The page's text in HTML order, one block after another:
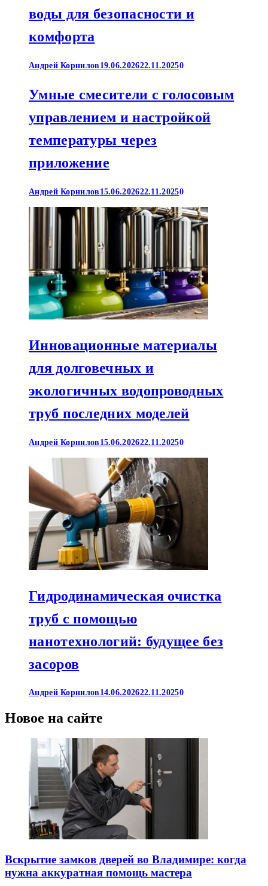
воды для безопасности и
комфорта
Андрей Корнилов 19.06.202622.11.20250
Умные смесители с голосовым
управлением и настройкой
температуры через
приложение
Андрей Корнилов 15.06.202622.11.20250
Инновационные материалы
для долговечных и
экологичных водопроводных
труб последних моделей
Андрей Корнилов 15.06.202622.11.20250
Гидродинамическая очистка
труб с помощью
нанотехнологий: будущее без
засоров
Андрей Корнилов 14.06.202622.11.20250
Новое на сайте
Вскрытие замков дверей во Владимире: когда
нужна аккуратная помощь мастера